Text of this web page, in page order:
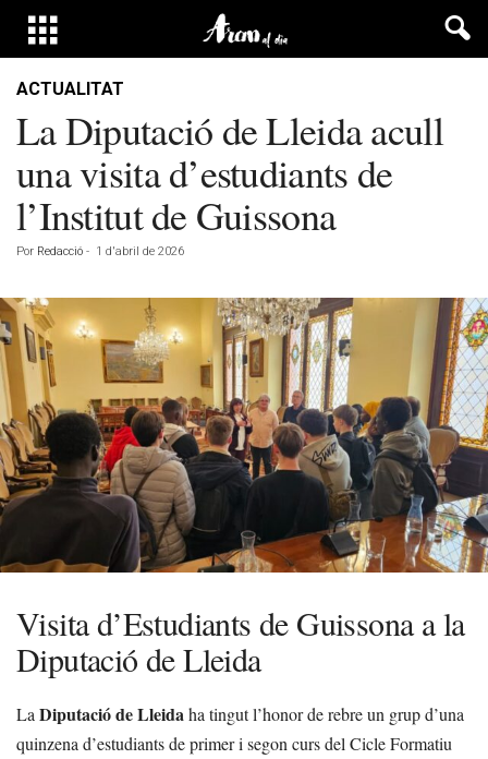
ACTUALITAT
La Diputació de Lleida acull
una visita d’estudiants de
l’Institut de Guissona
Por Redacció - 1 d'abril de 2026
Visita d’Estudiants de Guissona a la
Diputació de Lleida
La Diputació de Lleidaha tingut l’honor de rebre un grup d’una
quinzena d’estudiants de primer i segon curs del Cicle Formatiu